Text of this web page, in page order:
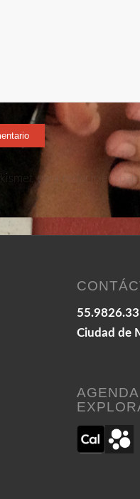
para reducir el spam.
Ciudad de